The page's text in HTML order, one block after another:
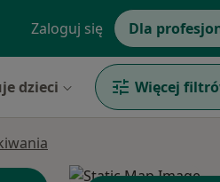
Zaloguj się Dla
dzieci Więcej